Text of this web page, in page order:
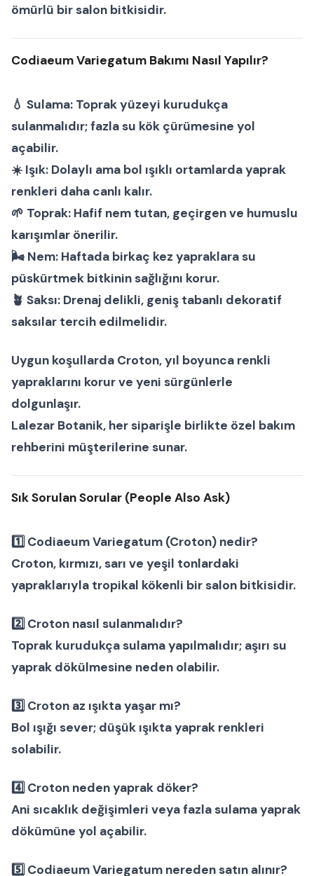
ömürlü birsalon bitkisidir.
Codiaeum Variegatum Bakımı Nasıl Yapılır?
💧 Sulama: Toprak yüzeyi kurudukça
sulanmalıdır; fazla su kök çürümesine yol
açabilir.
☀️ Işık: Dolaylı ama bol ışıklı ortamlarda yaprak
renkleri daha canlı kalır.
🌱 Toprak: Hafif nem tutan, geçirgen ve humuslu
karışımlar önerilir.
🌬 Nem: Haftada birkaç kez yapraklara su
püskürtmek bitkinin sağlığını korur.
🪴 Saksı: Drenaj delikli, geniş tabanlı dekoratif
saksılar tercih edilmelidir.
Uygun koşullarda Croton, yıl boyunca renkli
yapraklarını korur ve yeni sürgünlerle
dolgunlaşır.
Lalezar Botanik, her siparişle birlikte özel bakım
rehberini müşterilerine sunar.
Sık Sorulan Sorular (People Also Ask)
1️⃣ Codiaeum Variegatum (Croton) nedir?
Croton, kırmızı, sarı ve yeşil tonlardaki
yapraklarıyla tropikal kökenli birsalon bitkisidir.
2️⃣ Croton nasıl sulanmalıdır?
Toprak kurudukça sulama yapılmalıdır; aşırı su
yaprak dökülmesine neden olabilir.
3️⃣ Croton az ışıkta yaşar mı?
Bol ışığı sever; düşük ışıkta yaprak renkleri
solabilir.
4️⃣ Croton neden yaprak döker?
Ani sıcaklık değişimleri veya fazla sulama yaprak
dökümüne yol açabilir.
5️⃣ Codiaeum Variegatum nereden satın alınır?